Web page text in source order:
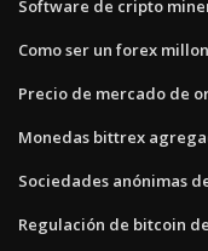
Software de cripto
Como ser un forex
Precio de mercado de
Monedas bittrex
Sociedades anónimas
Regulación de bitcoin